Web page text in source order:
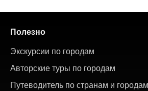
Полезно
Экскурсии по городам
Авторские туры по городам
Путеводитель по странам и городам